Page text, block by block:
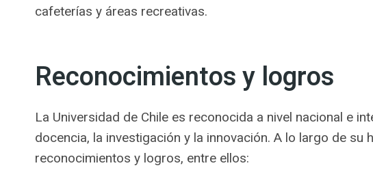
cafeterías y áreas recreativas.
Reconocimientos y logros
La Universidad de Chile es reconocida a nivel nacional e
docencia, la investigación y la innovación. A lo largo de su
reconocimientos y logros, entre ellos: